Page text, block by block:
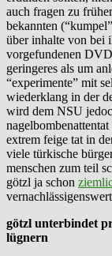
auch fragen zu
bekannten
über inhalte von bei
vorgefundenen
geringeres als um
“experimente” mit
wiederklang in der
wird dem NSU
extrem feige tat in
viele türkische
menschen zum teil
götzl ja schon
götzl unterbindet
lügnern